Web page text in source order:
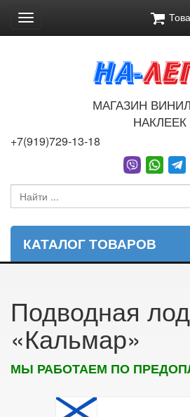
Toggle
navigation
МАГАЗИН
НАКЛЕЕК
+7(919)729-13-18
КАТАЛОГ ТОВАРОВ
Подводная
«Кальмар»
МЫ РАБОТАЕМ ПО